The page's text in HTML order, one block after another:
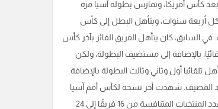
بعد كأس أمريكا، وتمارس بطولة آسيا مرة
أربعة سنوات، ويتأهل البطل إلى كأس
في السابق، كان يتأهل الفريق الفائز بآخر كأس
بالإضافة إلى مستضيف البطولة، ولكن
تلقائيا أول وثاني وثالث البطولة بالإضافة
المضيف. شهدت أخر نسخة لكأس أمم آسيا
زيادة عدد المنتخبات المتنافسة من 16 فريقًا إلى 24